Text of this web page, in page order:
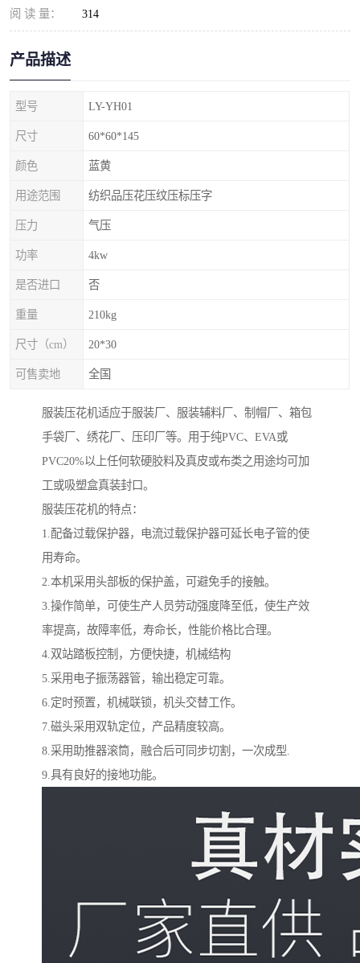
阅 读 量： 314
产品描述
型号 LY-YH01
尺寸 60*60*145
颜色 蓝黄
用途范围 纺织品压花压纹压标压字
压力 气压
功率 4kw
是否进口 否
重量 210kg
尺寸（cm） 20*30
可售卖地 全国
服装压花机适应于服装厂、服装辅料厂、制帽厂、箱包
手袋厂、绣花厂、压印厂等。用于纯PVC、EVA或
PVC20%以上任何软硬胶料及真皮或布类之用途均可加
工或吸塑盒真装封口。
服装压花机的特点：
1.配备过载保护器，电流过载保护器可延长电子管的使
用寿命。
2.本机采用头部板的保护盖，可避免手的接触。
3.操作简单，可使生产人员劳动强度降至低，使生产效
率提高，故障率低，寿命长，性能价格比合理。
4.双站踏板控制，方便快捷，机械结构
5.采用电子振荡器管，输出稳定可靠。
6.定时预置，机械联锁，机头交替工作。
7.磁头采用双轨定位，产品精度较高。
8.采用助推器滚筒，融合后可同步切割，一次成型.
9.具有良好的接地功能。